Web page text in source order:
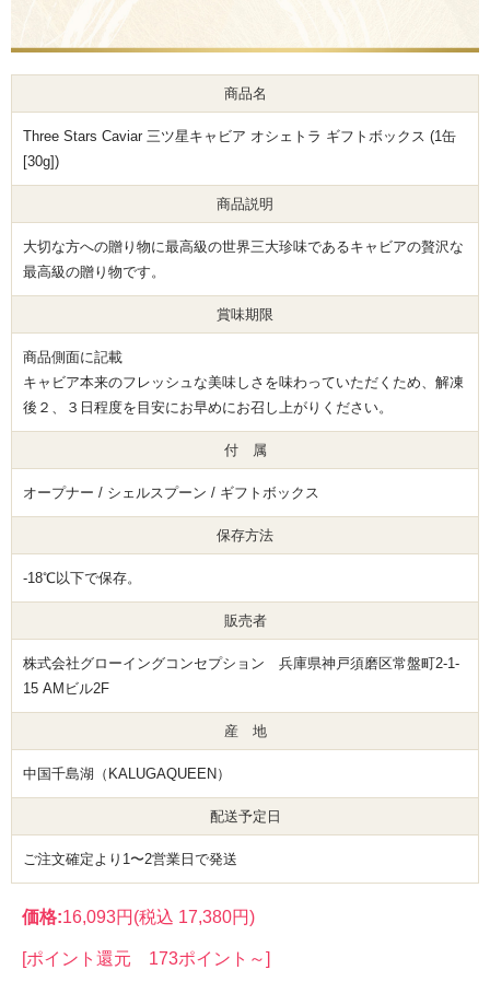
商品名
Three Stars Caviar 三ツ星キャビア オシェトラ ギフトボックス (1缶
[30g])
商品説明
大切な方への贈り物に最高級の世界三大珍味であるキャビアの贅沢な
最高級の贈り物です。
賞味期限
商品側面に記載
キャビア本来のフレッシュな美味しさを味わっていただくため、解凍
後２、３日程度を目安にお早めにお召し上がりください。
付 属
オープナー / シェルスプーン / ギフトボックス
保存方法
-18℃以下で保存。
販売者
株式会社グローイングコンセプション 兵庫県神戸須磨区常盤町2-1-
15 AMビル2F
産 地
中国千島湖（KALUGAQUEEN）
配送予定日
ご注文確定より1〜2営業日で発送
価格:16,093円 (税込 17,380円)
[ポイント還元 173ポイント～]